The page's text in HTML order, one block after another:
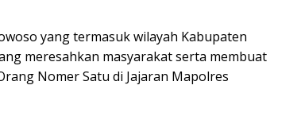
yang termasuk wilayah Kabupaten
meresahkan masyarakat serta membuat
Nomer Satu di Jajaran Mapolres